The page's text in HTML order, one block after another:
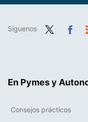
Síguenos
En Pymes y
Consejos prácticos